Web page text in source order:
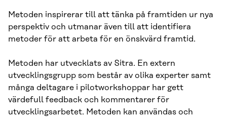
Metoden inspirerar till att tänka på framtiden ur nya
perspektiv och utmanar även till att identifiera
metoder för att arbeta för en önskvärd framtid.
Metoden har utvecklats av Sitra. En extern
utvecklingsgrupp som består av olika experter samt
många deltagare i pilotworkshoppar har gett
värdefull feedback och kommentarer för
utvecklingsarbetet. Metoden kan användas och